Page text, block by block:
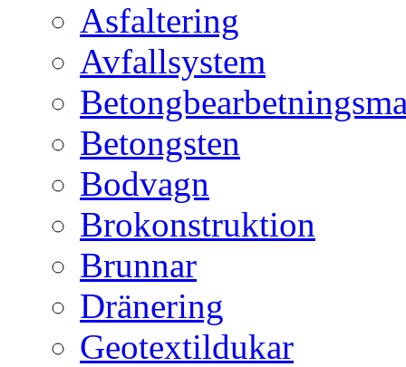
Asfaltering
Avfallsystem
Betongsten
Bodvagn
Brokonstruktion
Brunnar
Dränering
Geotextildukar